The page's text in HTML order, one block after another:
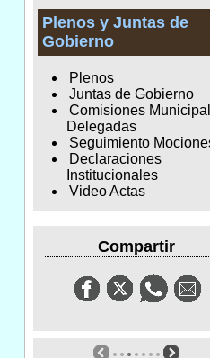
Plenos y Juntas de
Gobierno
Plenos
Juntas de Gobierno
Comisiones
Delegadas
Seguimiento
Declaraciones
Institucionales
Video Actas
Compartir